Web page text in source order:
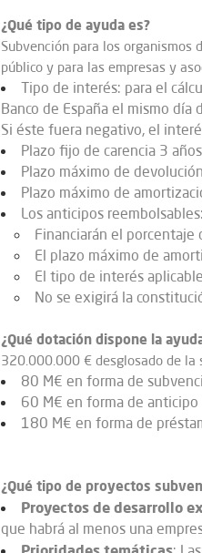
¿Qué tipo de ayuda es?
Subvención para los organismos
público y para las empresas y
Tipo de interés: para el
Banco de España el mismo
Si éste fuera negativo, el
Plazo fijo de carencia 3
Plazo máximo de
Plazo máximo de
Los anticipos reembolsables:
Financiarán el porcentaje
El plazo máximo de
El tipo de interés
No se exigirá la
¿Qué dotación dispone la
320.000.000 € desglosado de la
80 M€ en forma de
60 M€ en forma de anticipo
180 M€ en forma de
¿Qué tipo de proyectos
Proyectos de desarrollo
que habrá al menos una